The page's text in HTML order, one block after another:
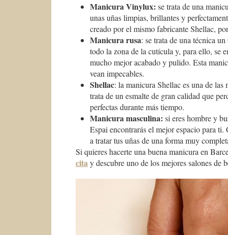
Manicura Vinylux: se trata de una
unas uñas limpias, brillantes y
creado por el mismo fabricante Shellac,
Manicura rusa: se trata de una técnica
todo la zona de la cutícula y, para ello, se
mucho mejor acabado y pulido. Esta
vean impecables.
Shellac: la manicura Shellac es una de
trata de un esmalte de gran calidad que
perfectas durante más tiempo.
Manicura masculina: si eres hombre y
Espai encontrarás el mejor espacio para
a tratar tus uñas de una forma muy
Si quieres hacerte una buena manicura en
citay descubre uno de los mejores salones de